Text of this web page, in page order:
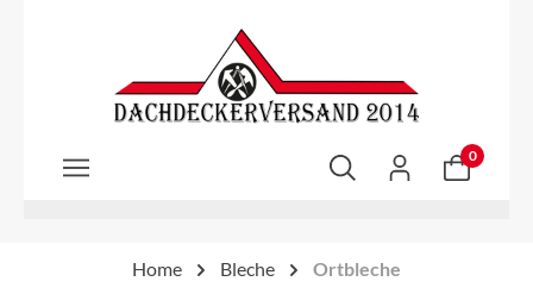
Zum Hauptinhalt springen
0
Home Bleche Ortbleche